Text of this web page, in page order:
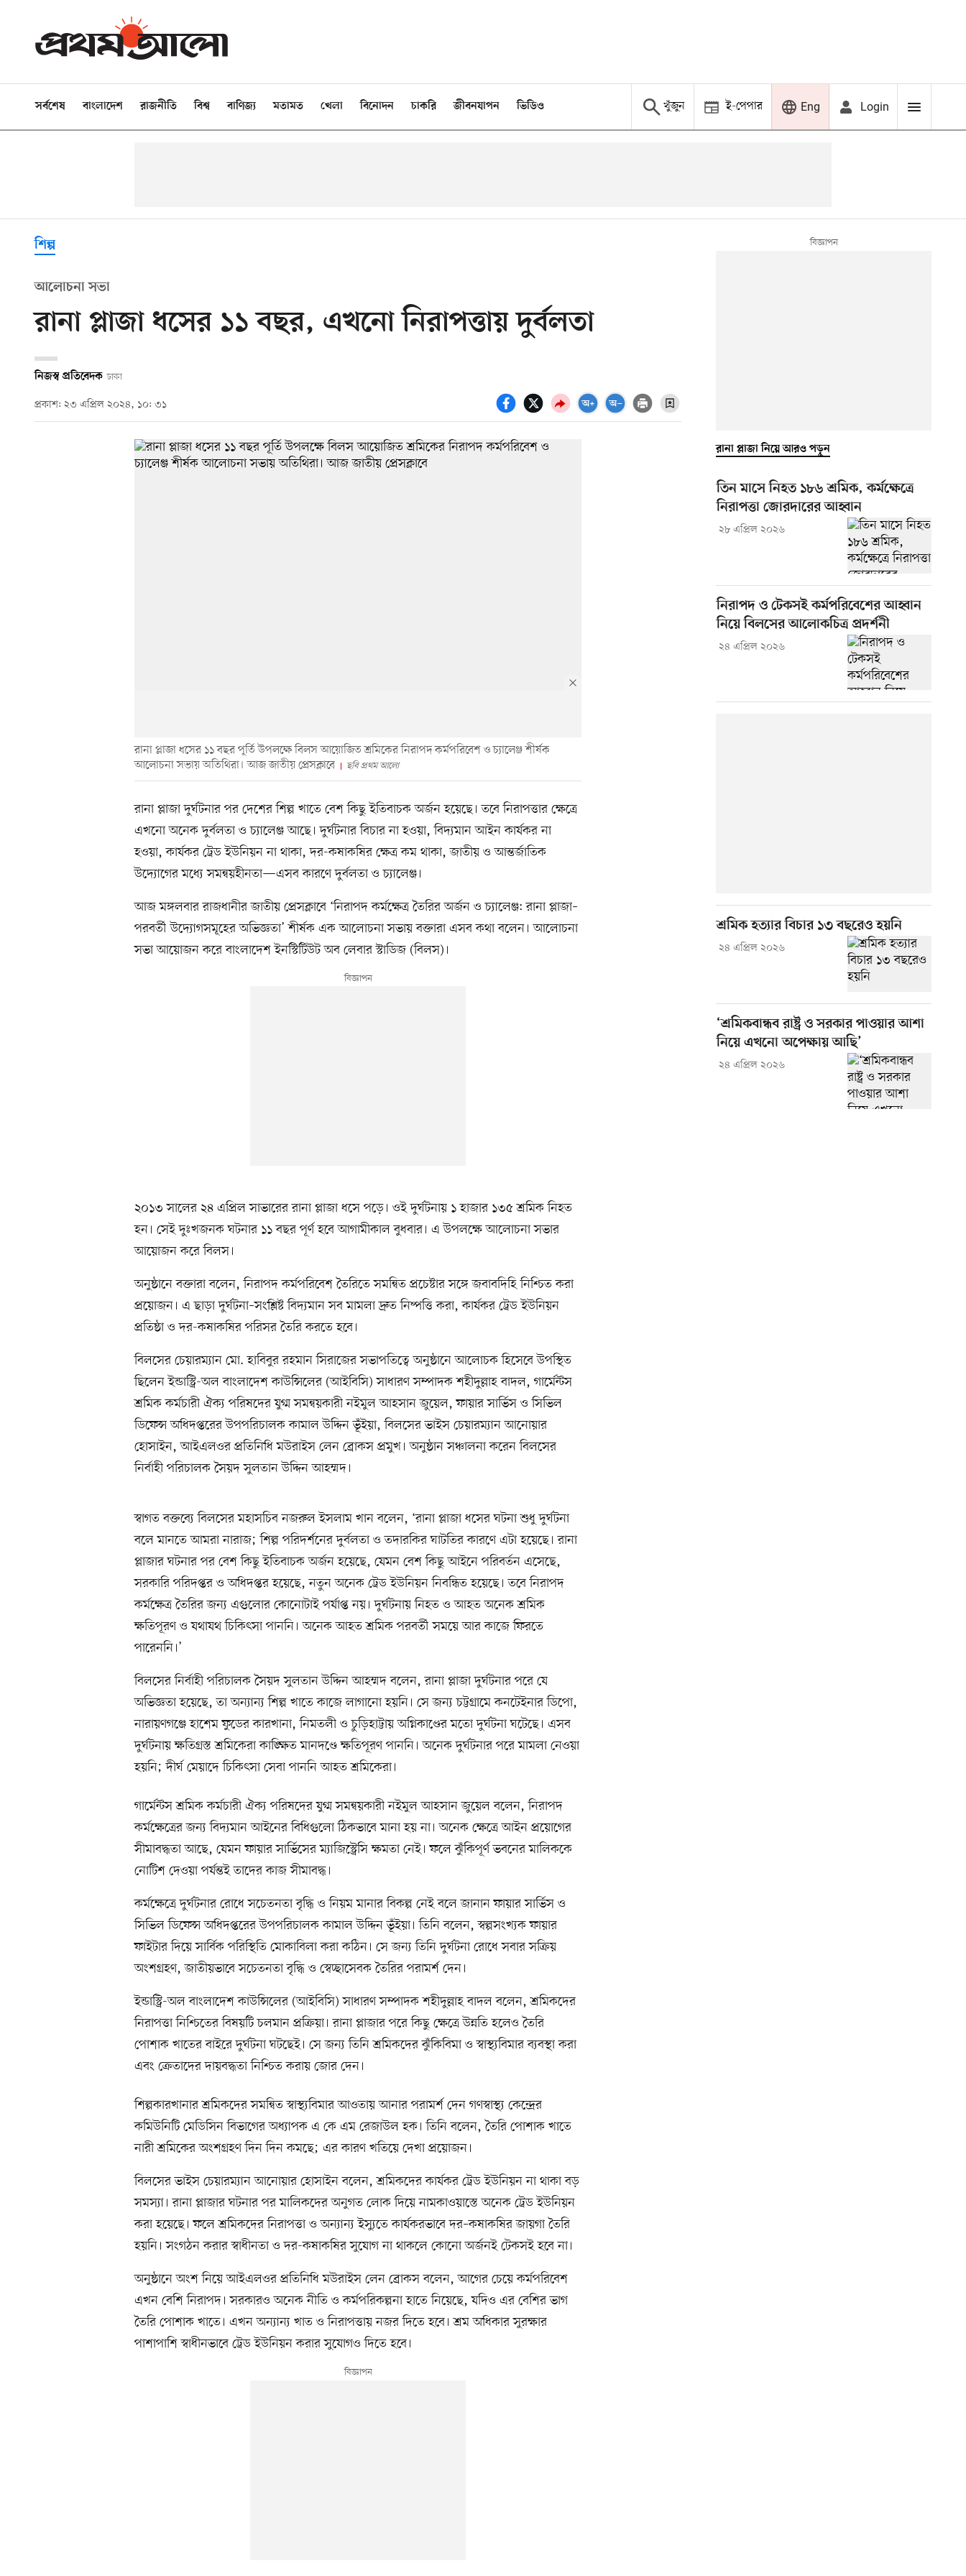
সর্বশেষ বাংলাদেশ রাজনীতি বিশ্ব বাণিজ্য মতামত খেলা বিনোদন চাকরি জীবনযাপন ভিডিও খুঁজুন ই-পেপার Eng Login
শিল্প
আলোচনা সভা
রানা প্লাজা ধসের ১১ বছর, এখনো নিরাপত্তায় দুর্বলতা
নিজস্ব প্রতিবেদক ঢাকা
প্রকাশ: ২৩ এপ্রিল ২০২৪, ১০: ৩১
রানা প্লাজা ধসের ১১ বছর পূর্তি উপলক্ষে বিলস আয়োজিত শ্রমিকের নিরাপদ কর্মপরিবেশ ও চ্যালেঞ্জ শীর্ষক
আলোচনা সভায় অতিথিরা। আজ জাতীয় প্রেসক্লাবে
ছবি প্রথম আলো
রানা প্লাজা দুর্ঘটনার পর দেশের শিল্প খাতে বেশ কিছু ইতিবাচক অর্জন হয়েছে। তবে নিরাপত্তার ক্ষেত্রে
এখনো অনেক দুর্বলতা ও চ্যালেঞ্জ আছে। দুর্ঘটনার বিচার না হওয়া, বিদ্যমান আইন কার্যকর না
হওয়া, কার্যকর ট্রেড ইউনিয়ন না থাকা, দর-কষাকষির ক্ষেত্র কম থাকা, জাতীয় ও আন্তর্জাতিক
উদ্যোগের মধ্যে সমন্বয়হীনতা—এসব কারণে দুর্বলতা ও চ্যালেঞ্জ।
আজ মঙ্গলবার রাজধানীর জাতীয় প্রেসক্লাবে ‘নিরাপদ কর্মক্ষেত্র তৈরির অর্জন ও চ্যালেঞ্জ: রানা প্লাজা–
পরবর্তী উদ্যোগসমূহের অভিজ্ঞতা’ শীর্ষক এক আলোচনা সভায় বক্তারা এসব কথা বলেন। আলোচনা
সভা আয়োজন করে বাংলাদেশ ইনস্টিটিউট অব লেবার স্টাডিজ (বিলস)।
২০১৩ সালের ২৪ এপ্রিল সাভারের রানা প্লাজা ধসে পড়ে। ওই দুর্ঘটনায় ১ হাজার ১৩৫ শ্রমিক নিহত
হন। সেই দুঃখজনক ঘটনার ১১ বছর পূর্ণ হবে আগামীকাল বুধবার। এ উপলক্ষে আলোচনা সভার
আয়োজন করে বিলস।
অনুষ্ঠানে বক্তারা বলেন, নিরাপদ কর্মপরিবেশ তৈরিতে সমন্বিত প্রচেষ্টার সঙ্গে জবাবদিহি নিশ্চিত করা
প্রয়োজন। এ ছাড়া দুর্ঘটনা–সংশ্লিষ্ট বিদ্যমান সব মামলা দ্রুত নিষ্পত্তি করা, কার্যকর ট্রেড ইউনিয়ন
প্রতিষ্ঠা ও দর-কষাকষির পরিসর তৈরি করতে হবে।
বিলসের চেয়ারম্যান মো. হাবিবুর রহমান সিরাজের সভাপতিত্বে অনুষ্ঠানে আলোচক হিসেবে উপস্থিত
ছিলেন ইন্ডাস্ট্রি-অল বাংলাদেশ কাউন্সিলের (আইবিসি) সাধারণ সম্পাদক শহীদুল্লাহ বাদল, গার্মেন্টস
শ্রমিক কর্মচারী ঐক্য পরিষদের যুগ্ম সমন্বয়কারী নইমুল আহসান জুয়েল, ফায়ার সার্ভিস ও সিভিল
ডিফেন্স অধিদপ্তরের উপপরিচালক কামাল উদ্দিন ভূঁইয়া, বিলসের ভাইস চেয়ারম্যান আনোয়ার
হোসাইন, আইএলওর প্রতিনিধি মউরাইস লেন ব্রোকস প্রমুখ। অনুষ্ঠান সঞ্চালনা করেন বিলসের
নির্বাহী পরিচালক সৈয়দ সুলতান উদ্দিন আহম্মদ।
স্বাগত বক্তব্যে বিলসের মহাসচিব নজরুল ইসলাম খান বলেন, ‘রানা প্লাজা ধসের ঘটনা শুধু দুর্ঘটনা
বলে মানতে আমরা নারাজ; শিল্প পরিদর্শনের দুর্বলতা ও তদারকির ঘাটতির কারণে এটা হয়েছে। রানা
প্লাজার ঘটনার পর বেশ কিছু ইতিবাচক অর্জন হয়েছে, যেমন বেশ কিছু আইনে পরিবর্তন এসেছে,
সরকারি পরিদপ্তর ও অধিদপ্তর হয়েছে, নতুন অনেক ট্রেড ইউনিয়ন নিবন্ধিত হয়েছে। তবে নিরাপদ
কর্মক্ষেত্র তৈরির জন্য এগুলোর কোনোটাই পর্যাপ্ত নয়। দুর্ঘটনায় নিহত ও আহত অনেক শ্রমিক
ক্ষতিপূরণ ও যথাযথ চিকিৎসা পাননি। অনেক আহত শ্রমিক পরবর্তী সময়ে আর কাজে ফিরতে
পারেননি।’
বিলসের নির্বাহী পরিচালক সৈয়দ সুলতান উদ্দিন আহম্মদ বলেন, রানা প্লাজা দুর্ঘটনার পরে যে
অভিজ্ঞতা হয়েছে, তা অন্যান্য শিল্প খাতে কাজে লাগানো হয়নি। সে জন্য চট্টগ্রামে কনটেইনার ডিপো,
নারায়ণগঞ্জে হাশেম ফুডের কারখানা, নিমতলী ও চুড়িহাট্টায় অগ্নিকাণ্ডের মতো দুর্ঘটনা ঘটেছে। এসব
দুর্ঘটনায় ক্ষতিগ্রস্ত শ্রমিকেরা কাঙ্ক্ষিত মানদণ্ডে ক্ষতিপূরণ পাননি। অনেক দুর্ঘটনার পরে মামলা নেওয়া
হয়নি; দীর্ঘ মেয়াদে চিকিৎসা সেবা পাননি আহত শ্রমিকেরা।
গার্মেন্টস শ্রমিক কর্মচারী ঐক্য পরিষদের যুগ্ম সমন্বয়কারী নইমুল আহসান জুয়েল বলেন, নিরাপদ
কর্মক্ষেত্রের জন্য বিদ্যমান আইনের বিধিগুলো ঠিকভাবে মানা হয় না। অনেক ক্ষেত্রে আইন প্রয়োগের
সীমাবদ্ধতা আছে, যেমন ফায়ার সার্ভিসের ম্যাজিস্ট্রেসি ক্ষমতা নেই। ফলে ঝুঁকিপূর্ণ ভবনের মালিককে
নোটিশ দেওয়া পর্যন্তই তাদের কাজ সীমাবদ্ধ।
কর্মক্ষেত্রে দুর্ঘটনার রোধে সচেতনতা বৃদ্ধি ও নিয়ম মানার বিকল্প নেই বলে জানান ফায়ার সার্ভিস ও
সিভিল ডিফেন্স অধিদপ্তরের উপপরিচালক কামাল উদ্দিন ভূঁইয়া। তিনি বলেন, স্বল্পসংখ্যক ফায়ার
ফাইটার দিয়ে সার্বিক পরিস্থিতি মোকাবিলা করা কঠিন। সে জন্য তিনি দুর্ঘটনা রোধে সবার সক্রিয়
অংশগ্রহণ, জাতীয়ভাবে সচেতনতা বৃদ্ধি ও স্বেচ্ছাসেবক তৈরির পরামর্শ দেন।
ইন্ডাস্ট্রি-অল বাংলাদেশ কাউন্সিলের (আইবিসি) সাধারণ সম্পাদক শহীদুল্লাহ বাদল বলেন, শ্রমিকদের
নিরাপত্তা নিশ্চিতের বিষয়টি চলমান প্রক্রিয়া। রানা প্লাজার পরে কিছু ক্ষেত্রে উন্নতি হলেও তৈরি
পোশাক খাতের বাইরে দুর্ঘটনা ঘটছেই। সে জন্য তিনি শ্রমিকদের ঝুঁকিবিমা ও স্বাস্থ্যবিমার ব্যবস্থা করা
এবং ক্রেতাদের দায়বদ্ধতা নিশ্চিত করায় জোর দেন।
শিল্পকারখানার শ্রমিকদের সমন্বিত স্বাস্থ্যবিমার আওতায় আনার পরামর্শ দেন গণস্বাস্থ্য কেন্দ্রের
কমিউনিটি মেডিসিন বিভাগের অধ্যাপক এ কে এম রেজাউল হক। তিনি বলেন, তৈরি পোশাক খাতে
নারী শ্রমিকের অংশগ্রহণ দিন দিন কমছে; এর কারণ খতিয়ে দেখা প্রয়োজন।
বিলসের ভাইস চেয়ারম্যান আনোয়ার হোসাইন বলেন, শ্রমিকদের কার্যকর ট্রেড ইউনিয়ন না থাকা বড়
সমস্যা। রানা প্লাজার ঘটনার পর মালিকদের অনুগত লোক দিয়ে নামকাওয়াস্তে অনেক ট্রেড ইউনিয়ন
করা হয়েছে। ফলে শ্রমিকদের নিরাপত্তা ও অন্যান্য ইস্যুতে কার্যকরভাবে দর–কষাকষির জায়গা তৈরি
হয়নি। সংগঠন করার স্বাধীনতা ও দর-কষাকষির সুযোগ না থাকলে কোনো অর্জনই টেকসই হবে না।
অনুষ্ঠানে অংশ নিয়ে আইএলওর প্রতিনিধি মউরাইস লেন ব্রোকস বলেন, আগের চেয়ে কর্মপরিবেশ
এখন বেশি নিরাপদ। সরকারও অনেক নীতি ও কর্মপরিকল্পনা হাতে নিয়েছে, যদিও এর বেশির ভাগ
তৈরি পোশাক খাতে। এখন অন্যান্য খাত ও নিরাপত্তায় নজর দিতে হবে। শ্রম অধিকার সুরক্ষার
পাশাপাশি স্বাধীনভাবে ট্রেড ইউনিয়ন করার সুযোগও দিতে হবে।
রানা প্লাজা নিয়ে আরও পড়ুন
তিন মাসে নিহত ১৮৬ শ্রমিক, কর্মক্ষেত্রে
নিরাপত্তা জোরদারের আহ্বান
২৮ এপ্রিল ২০২৬
নিরাপদ ও টেকসই কর্মপরিবেশের আহ্বান
নিয়ে বিলসের আলোকচিত্র প্রদর্শনী
২৪ এপ্রিল ২০২৬
শ্রমিক হত্যার বিচার ১৩ বছরেও হয়নি
২৪ এপ্রিল ২০২৬
‘শ্রমিকবান্ধব রাষ্ট্র ও সরকার পাওয়ার আশা
নিয়ে এখনো অপেক্ষায় আছি’
২৪ এপ্রিল ২০২৬